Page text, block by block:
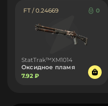
FT / 0.24669 0
StatTrak™XM1014
Оксидное пламя
7.92 ₽